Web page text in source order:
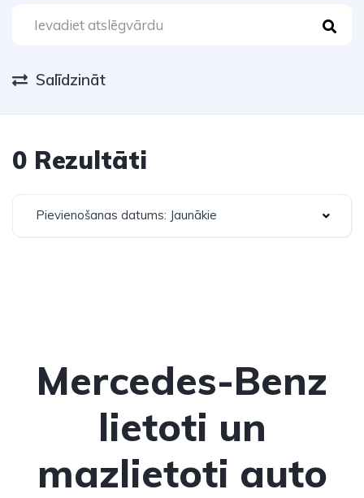
Salīdzināt
0 Rezultāti
Pievienošanas datums: Jaunākie
Mercedes-Benz
lietoti un
mazlietoti auto